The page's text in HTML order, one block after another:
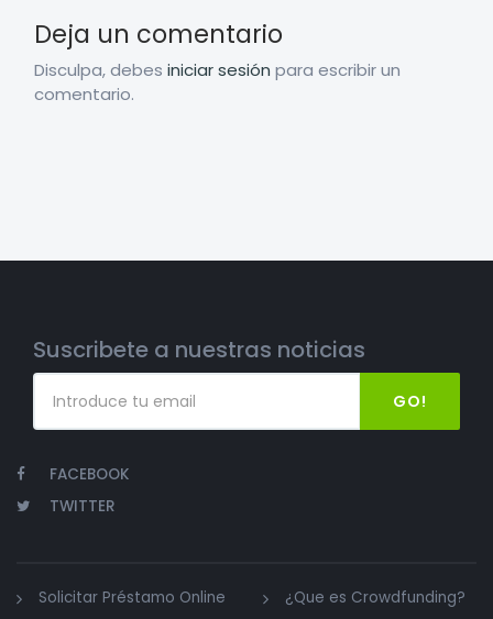
Deja un comentario
Disculpa, debesiniciar sesión para escribir un
comentario.
Suscribete a nuestras noticias
GO!
FACEBOOK
TWITTER
Solicitar Préstamo Online ¿Que es Crowdfunding?